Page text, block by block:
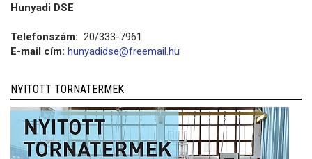
Hunyadi DSE
Telefonszám: 20/333-7961
E-mail cím: hunyadidse@freemail.hu
NYITOTT TORNATERMEK